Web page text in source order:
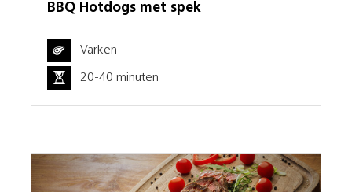
BBQ Hotdogs met spek
Varken
20-40 minuten